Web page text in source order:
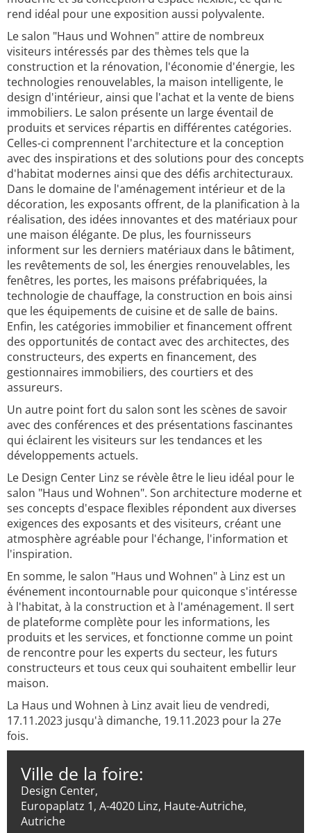
rend idéal pour une exposition aussi polyvalente.
Le salon "Haus und Wohnen" attire de nombreux
visiteurs intéressés par des thèmes tels que la
construction et la rénovation, l'économie d'énergie, les
technologies renouvelables, la maison intelligente, le
design d'intérieur, ainsi que l'achat et la vente de biens
immobiliers. Le salon présente un large éventail de
produits et services répartis en différentes catégories.
Celles-ci comprennent l'architecture et la conception
avec des inspirations et des solutions pour des concepts
d'habitat modernes ainsi que des défis architecturaux.
Dans le domaine de l'aménagement intérieur et de la
décoration, les exposants offrent, de la planification à la
réalisation, des idées innovantes et des matériaux pour
une maison élégante. De plus, les fournisseurs
informent sur les derniers matériaux dans le bâtiment,
les revêtements de sol, les énergies renouvelables, les
fenêtres, les portes, les maisons préfabriquées, la
technologie de chauffage, la construction en bois ainsi
que les équipements de cuisine et de salle de bains.
Enfin, les catégories immobilier et financement offrent
des opportunités de contact avec des architectes, des
constructeurs, des experts en financement, des
gestionnaires immobiliers, des courtiers et des
assureurs.
Un autre point fort du salon sont les scènes de savoir
avec des conférences et des présentations fascinantes
qui éclairent les visiteurs sur les tendances et les
développements actuels.
Le Design Center Linz se révèle être le lieu idéal pour le
salon "Haus und Wohnen". Son architecture moderne et
ses concepts d'espace flexibles répondent aux diverses
exigences des exposants et des visiteurs, créant une
atmosphère agréable pour l'échange, l'information et
l'inspiration.
En somme, le salon "Haus und Wohnen" à Linz est un
événement incontournable pour quiconque s'intéresse
à l'habitat, à la construction et à l'aménagement. Il sert
de plateforme complète pour les informations, les
produits et les services, et fonctionne comme un point
de rencontre pour les experts du secteur, les futurs
constructeurs et tous ceux qui souhaitent embellir leur
maison.
La Haus und Wohnen à Linz avait lieu de vendredi,
17.11.2023 jusqu'à dimanche, 19.11.2023 pour la 27e
fois.
Ville de la foire:
Design Center,
Europaplatz 1, A-4020 Linz, Haute-Autriche,
Autriche